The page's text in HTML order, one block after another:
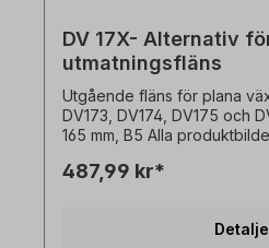
DV 17X- Alternativ
utmatningsfläns
Utgående fläns för plana
DV173, DV174, DV175 och
165 mm, B5 Alla
487,99 kr*